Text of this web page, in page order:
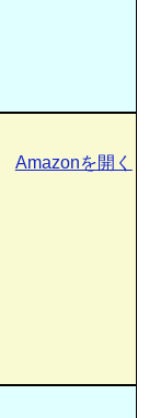
Amazonを開く